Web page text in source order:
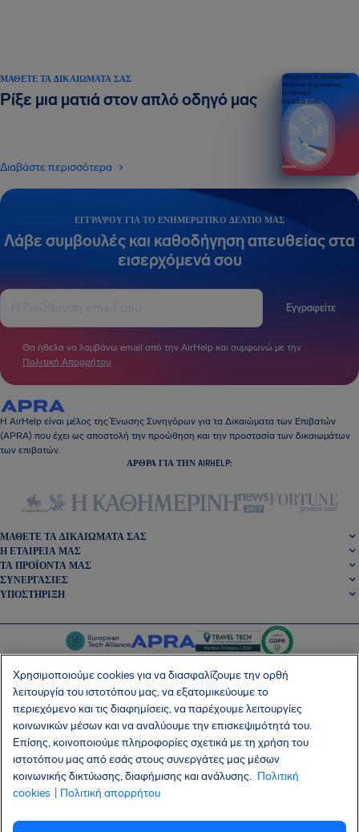
ΕΓΓΡΆΨΟΥ ΓΙΑ ΤΟ ΕΝΗΜΕΡΩΤΙΚΌ ΔΕΛΤΊΟ ΜΑΣ
Λάβε συμβουλές και καθοδήγηση απευθείας στα
εισερχόμενά σου
Εγγραφείτε
Θα ήθελα να λαμβάνω email από την AirHelp και συμφωνώ με την
Πολιτική Απορρήτου.
ΜΆΘΕΤΕ ΤΑ ΔΙΚΑΙΏΜΑΤΆ ΣΑΣ
Ρίξε μια ματιά στον απλό οδηγό μας
Διαβάστε περισσότερα
Οδηγός για τα δικαιώματα
επιβατών αεροπορικών
μεταφορών
ΕΚΔΟΣΗ 2026
Η AirHelp είναι μέλος της Ένωσης Συνηγόρων για τα Δικαιώματα των Επιβατών
(APRA) που έχει ως αποστολή την προώθηση και την προστασία των δικαιωμάτων
των επιβατών.
ΆΡΘΡΑ ΓΙΑ ΤΗΝ AIRHELP:
ΜΆΘΕΤΕ ΤΑ ΔΙΚΑΙΏΜΑΤΆ ΣΑΣ
Η ΕΤΑΙΡΕΊΑ ΜΑΣ
ΤΑ ΠΡΟΪΌΝΤΑ ΜΑΣ
ΣΥΝΕΡΓΑΣΊΕΣ
ΥΠΟΣΤΉΡΙΞΗ
SocialFacebook
SocialTwitter
SocialInstagram
SocialLinkedin
ΑΠΟΚΤΉΣΤΕ ΤΗ ΔΩΡΕΆΝ ΕΦΑΡΜΟΓΉ ΜΑΣ
Χρησιμοποιούμε cookies για να διασφαλίζουμε την ορθή
λειτουργία του ιστοτόπου μας, να εξατομικεύουμε το
περιεχόμενο και τις διαφημίσεις, να παρέχουμε λειτουργίες
κοινωνικών μέσων και να αναλύουμε την επισκεψιμότητά του.
Επίσης, κοινοποιούμε πληροφορίες σχετικά με τη χρήση του
ιστοτόπου μας από εσάς στους συνεργάτες μας μέσων
κοινωνικής δικτύωσης, διαφήμισης και ανάλυσης. Πολιτική
cookies
| Πολιτική απορρήτου